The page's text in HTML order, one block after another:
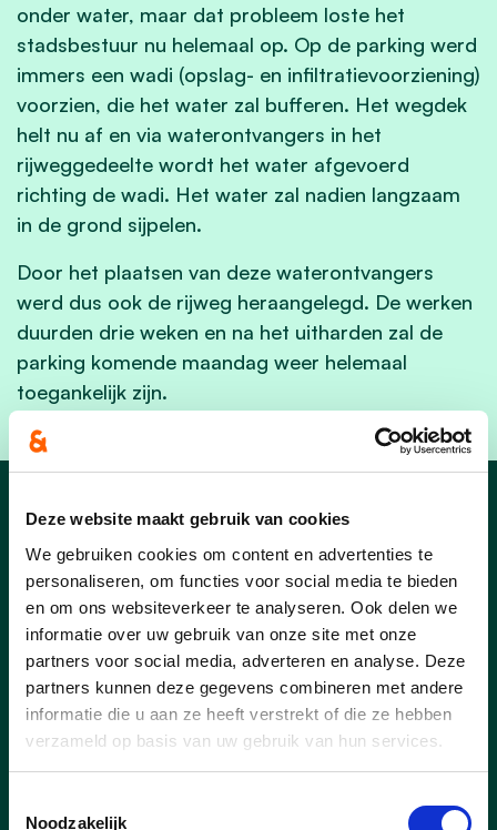
Deze website maakt gebruik van cookies
We gebruiken cookies om content en advertenties te
personaliseren, om functies voor social media te bieden
en om ons websiteverkeer te analyseren. Ook delen we
informatie over uw gebruik van onze site met onze
partners voor social media, adverteren en analyse. Deze
partners kunnen deze gegevens combineren met andere
informatie die u aan ze heeft verstrekt of die ze hebben
verzameld op basis van uw gebruik van hun services.
Noodzakelijk
onder water, maar dat probleem loste het
stadsbestuur nu helemaal op. Op de parking werd
immers een wadi (opslag- en infiltratievoorziening)
voorzien, die het water zal bufferen. Het wegdek
helt nu af en via waterontvangers in het
rijweggedeelte wordt het water afgevoerd
richting de wadi. Het water zal nadien langzaam
in de grond sijpelen.
Door het plaatsen van deze waterontvangers
werd dus ook de rijweg heraangelegd. De werken
duurden drie weken en na het uitharden zal de
parking komende maandag weer helemaal
toegankelijk zijn.
Nieuws
Buren vieren samen met de
feestcheque
03/03/25
op vrijdag 23 mei – brengt opnieuw